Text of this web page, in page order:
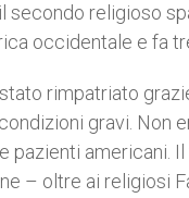
il secondo religioso
occidentale e fa
rimpatriato
gravi. Non
pazienti americani.
– oltre ai religiosi